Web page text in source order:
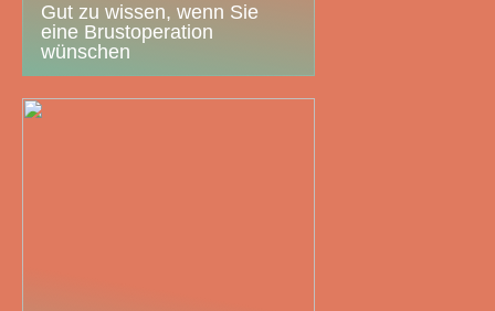
Gut zu wissen, wenn Sie
eine Brustoperation
wünschen